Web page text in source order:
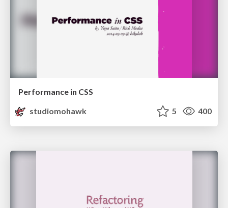
Performance in CSS
studiomohawk
5 400